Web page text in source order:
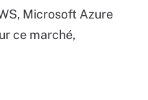
Microsoft Azure
ce marché,